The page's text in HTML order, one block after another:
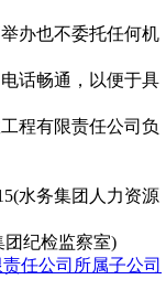
办也不委托任何机
话畅通，以便于具
程有限责任公司负
水务集团人力资源
纪检监察室)
任公司所属子公司